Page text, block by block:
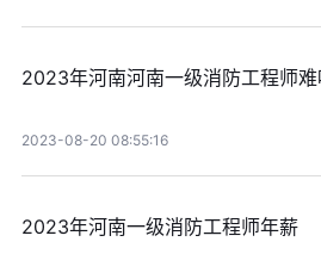
2023年河南河南一级消防工程师难
2023-08-20 08:55:16
2023年河南一级消防工程师年薪